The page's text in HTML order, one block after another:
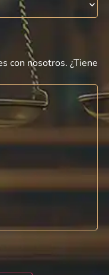
con nosotros. ¿Tiene